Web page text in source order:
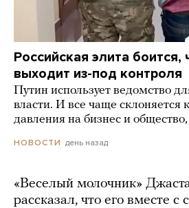
Российская элита
выходит из-под контроля
Путин использует ведомство
власти. И все чаще склоняется
давления на бизнес и
НОВОСТИ день назад
«Веселый молочник»
рассказал, что его вместе с